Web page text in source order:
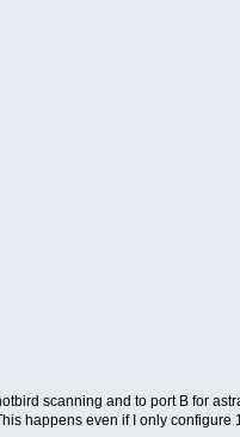
scanning and to port B for
happens even if I only configure